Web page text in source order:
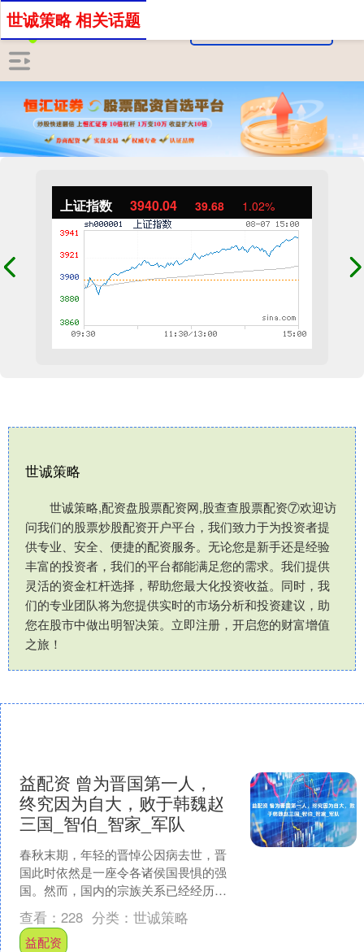
上证指数 3940.04 39.68 1.02%
世诚策略
世诚策略,配资盘股票配资网,股查查股票配资⑦欢迎访
问我们的股票炒股配资开户平台，我们致力于为投资者提
供专业、安全、便捷的配资服务。无论您是新手还是经验
丰富的投资者，我们的平台都能满足您的需求。我们提供
灵活的资金杠杆选择，帮助您最大化投资收益。同时，我
们的专业团队将为您提供实时的市场分析和投资建议，助
您在股市中做出明智决策。立即注册，开启您的财富增值
之旅！
世诚策略 相关话题
益配资 曾为晋国第一人，
终究因为自大，败于韩魏赵
三国_智伯_智家_军队
春秋末期，年轻的晋悼公因病去世，晋
国此时依然是一座令各诸侯国畏惧的强
国。然而，国内的宗族关系已经经历了
几次重大的变革，加上内乱的持续冲
击，使得王室在长时间内未能....
查看： 228 分类： 世诚策略
益配资